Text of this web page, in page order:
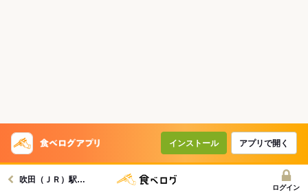
インストール アプリで開く
吹田（ＪＲ）駅グルメへ
ログイン